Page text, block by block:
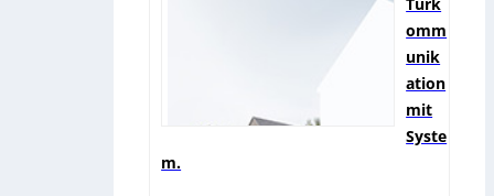
omm
unik
ation
mit
Syste
m.